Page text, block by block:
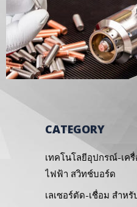
CATEGORY
เทคโนโลยีอุปกรณ์-เค
ไฟฟ้า สวิทช์บอร์ด
เลเซอร์ตัด-เชื่อม สำหรั